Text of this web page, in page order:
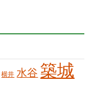
横井 水谷 築城